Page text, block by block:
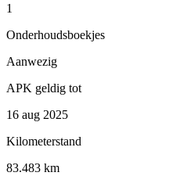
1
Onderhoudsboekjes
Aanwezig
APK geldig tot
16 aug 2025
Kilometerstand
83.483 km